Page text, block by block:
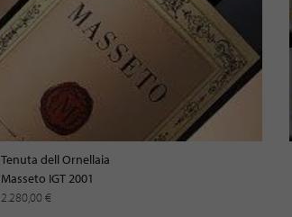
Tenuta dell Ornellaia
Masseto IGT 2001
2.280,00 €